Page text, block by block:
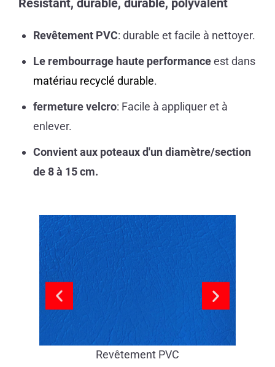
Résistant, durable, durable, polyvalent
Revêtement PVC: durable et facile à nettoyer.
Le rembourrage haute performanceest dans
matériau recyclé durable.
fermeture velcro: Facile à appliquer et à
enlever.
Convient aux poteaux d'un diamètre/section
de 8 à 15 cm.
Revêtement PVC